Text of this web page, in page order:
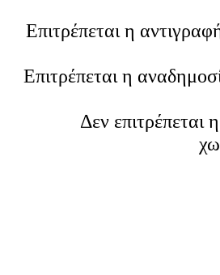
Επιτρέπεται η
Επιτρέπεται η
Δεν